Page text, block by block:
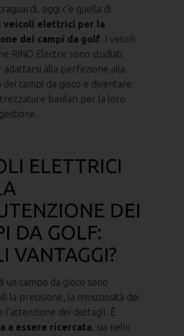
oggi c’è quella di
veicoli elettrici per la
dei campi da golf. I veicoli
RINO Electric sono studiati
alla perfezione alla
dei campi da gioco e diventare
basilari per la loro
ELETTRICI
DEI
DA GOLF:
VANTAGGI?
un campo da gioco sono
la precisione, la minuziosità dei
l’attenzione dei dettagli. È
a essere ricercata, sia nello